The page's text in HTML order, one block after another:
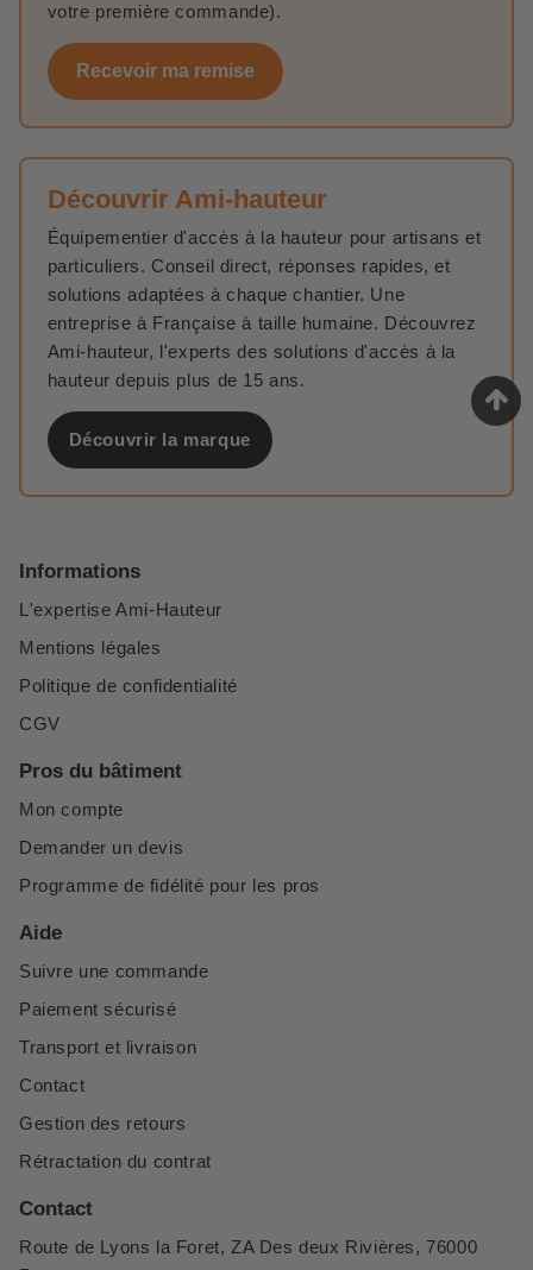
votre première commande).
Recevoir ma remise
Découvrir Ami-hauteur
Équipementier d'accès à la hauteur pour artisans et
particuliers. Conseil direct, réponses rapides, et
solutions adaptées à chaque chantier. Une
entreprise à Française à taille humaine. Découvrez
Ami-hauteur, l'experts des solutions d'accès à la
hauteur depuis plus de 15 ans.
Découvrir la marque
Informations
L'expertise Ami-Hauteur
Mentions légales
Politique de confidentialité
CGV
Pros du bâtiment
Mon compte
Demander un devis
Programme de fidélité pour les pros
Aide
Suivre une commande
Paiement sécurisé
Transport et livraison
Contact
Gestion des retours
Rétractation du contrat
Contact
Route de Lyons la Foret, ZA Des deux Rivières, 76000